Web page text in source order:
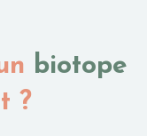
biotope
?